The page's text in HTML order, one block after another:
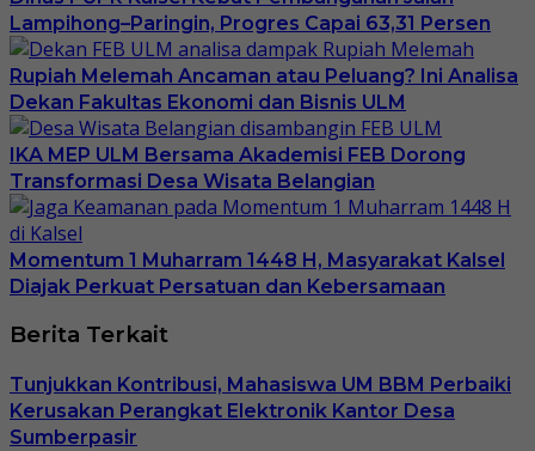
Lampihong–Paringin, Progres Capai 63,31 Persen
Rupiah Melemah Ancaman atau Peluang? Ini Analisa
Dekan Fakultas Ekonomi dan Bisnis ULM
IKA MEP ULM Bersama Akademisi FEB Dorong
Transformasi Desa Wisata Belangian
Momentum 1 Muharram 1448 H, Masyarakat Kalsel
Diajak Perkuat Persatuan dan Kebersamaan
Berita Terkait
Tunjukkan Kontribusi, Mahasiswa UM BBM Perbaiki
Kerusakan Perangkat Elektronik Kantor Desa
Sumberpasir